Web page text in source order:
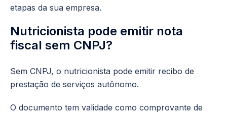
etapas da sua empresa.
Nutricionista pode emitir nota
fiscal sem CNPJ?
Sem CNPJ, o nutricionista pode emitir recibo de
prestação de serviços autônomo.
O documento tem validade como comprovante de